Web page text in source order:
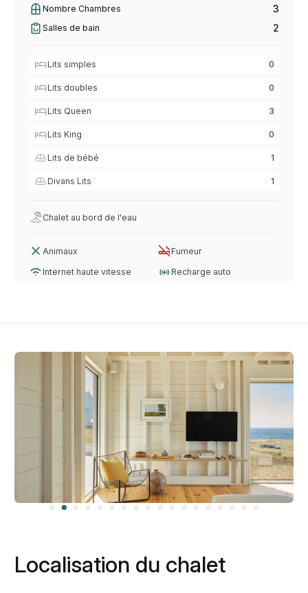
Nombre Chambres 3
Salles de bain 2
Lits simples 0
Lits doubles 0
Lits Queen 3
Lits King 0
Lits de bébé 1
Divans Lits 1
Chalet au bord de l'eau
Animaux Fumeur
Internet haute vitesse Recharge auto
Localisation du chalet